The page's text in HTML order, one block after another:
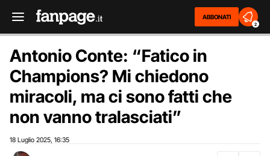
ABBONATI
2
Antonio Conte: “Fatico in
Champions? Mi chiedono
miracoli, ma ci sono fatti che
non vanno tralasciati”
18 Luglio 2025 16:35